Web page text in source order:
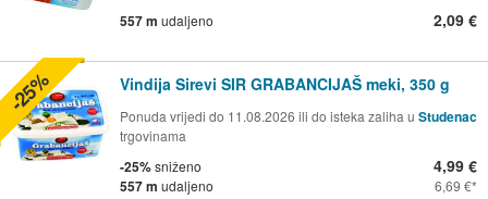
557 m udaljeno 2,09 €
Vindija Sirevi SIR GRABANCIJAŠ meki, 350 g
Ponuda vrijedi do 11.08.2026 ili do isteka zaliha u Studenac
trgovinama
-25%sniženo
557 m udaljeno
4,99 €
6,69 €
-25%